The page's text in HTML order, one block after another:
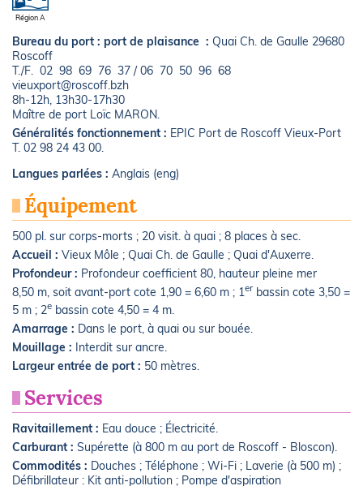
Région A
Bureau du port : port de plaisance : Quai Ch. de Gaulle 29680
Roscoff
T./F. 02 98 69 76 37 / 06 70 50 96 68
vieuxport@roscoff.bzh
8h-12h, 13h30-17h30
Maître de port Loïc MARON.
Généralités fonctionnement : EPIC Port de Roscoff Vieux-Port
T. 02 98 24 43 00.
Langues parlées : Anglais (eng)
Équipement
500 pl. sur corps-morts ; 20 visit. à quai ; 8 places à sec.
Accueil : Vieux Môle ; Quai Ch. de Gaulle ; Quai d'Auxerre.
Profondeur : Profondeur coefficient 80, hauteur pleine mer
8,50 m, soit avant-port cote 1,90 = 6,60 m ; 1erbassin cote 3,50 =
5 m ; 2e bassin cote 4,50 = 4 m.
Amarrage : Dans le port, à quai ou sur bouée.
Mouillage : Interdit sur ancre.
Largeur entrée de port : 50 mètres.
Services
Ravitaillement : Eau douce ; Électricité.
Carburant : Supérette (à 800 m au port de Roscoff - Bloscon).
Commodités : Douches ; Téléphone ; Wi-Fi ; Laverie (à 500 m) ;
Défibrillateur : Kit anti-pollution ; Pompe d'aspiration